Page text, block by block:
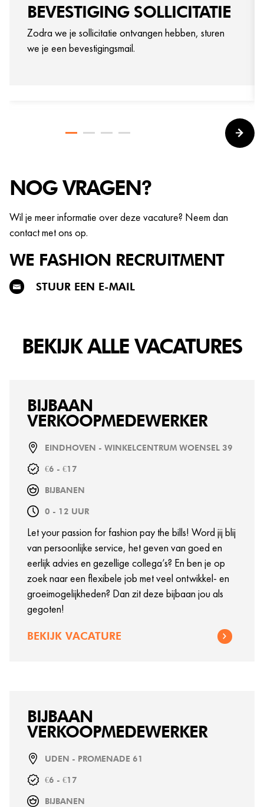
BEVESTIGING SOLLICITATIE
Zodra we je sollicitatie ontvangen hebben, sturen
we je een bevestigingsmail.
NOG VRAGEN?
Wil je meer informatie over deze vacature? Neem dan
contact met ons op.
WE FASHION RECRUITMENT
STUUR EEN E-MAIL
BEKIJK ALLE VACATURES
BIJBAAN
VERKOOPMEDEWERKER
EINDHOVEN - WINKELCENTRUM WOENSEL 39
€6 - €17
BIJBANEN
0 - 12 UUR
Let your passion for fashion pay the bills! Word jij blij
van persoonlijke service, het geven van goed en
eerlijk advies en gezellige collega’s? En ben je op
zoek naar een flexibele job met veel ontwikkel- en
groeimogelijkheden? Dan zit deze bijbaan jou als
gegoten!
BEKIJK VACATURE
BIJBAAN
VERKOOPMEDEWERKER
UDEN - PROMENADE 61
€6 - €17
BIJBANEN